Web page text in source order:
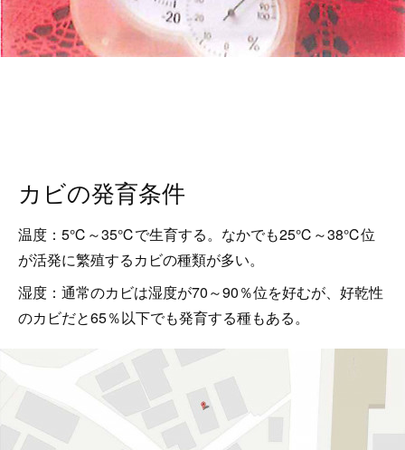
カビの発育条件
温度：5℃～35℃で生育する。なかでも25℃～38℃位
が活発に繁殖するカビの種類が多い。
湿度：通常のカビは湿度が70～90％位を好むが、好乾性
のカビだと65％以下でも発育する種もある。